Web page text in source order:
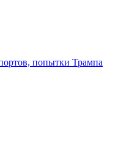
попытки Трампа